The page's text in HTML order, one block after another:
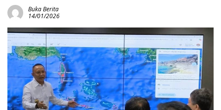
Buka Berita
14/01/2026